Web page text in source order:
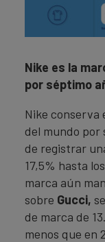
Nike es la
por séptimo
Nike conserva
del mundo por
de registrar
17,5% hasta
marca aún
sobre Gucci,
de marca de
menos que en